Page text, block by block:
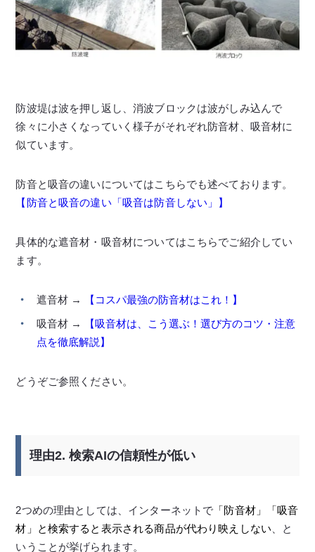
防波堤は波を押し返し、消波ブロックは波がしみ込んで
徐々に小さくなっていく様子がそれぞれ防音材、吸音材に
似ています。
防音と吸音の違いについてはこちらでも述べております。
【防音と吸音の違い「吸音は防音しない」】
具体的な遮音材・吸音材についてはこちらでご紹介してい
ます。
遮音材 →
【コスパ最強の防音材はこれ！】
吸音材 →
【吸音材は、こう選ぶ！選び方のコツ・注意
点を徹底解説】
どうぞご参照ください。
理由2. 検索AIの信頼性が低い
2つめの理由としては、インターネットで 「防音材」「吸音
材」と検索すると表示される商品が代わり映えしない 、と
いうことが挙げられます。